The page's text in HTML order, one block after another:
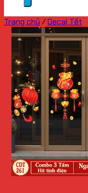
Trang chủ /Decal Tết